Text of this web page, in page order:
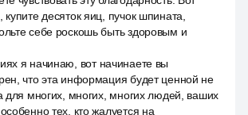
купите десяток яиц, пучок шпината,
себе роскошь быть здоровым и
я начинаю, вот начинаете вы
что эта информация будет ценной не
для многих, многих, многих людей, ваших
тех, кто жалуется на